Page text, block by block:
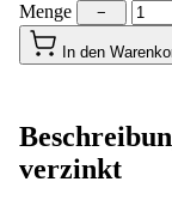
Menge −
In den
verzinkt